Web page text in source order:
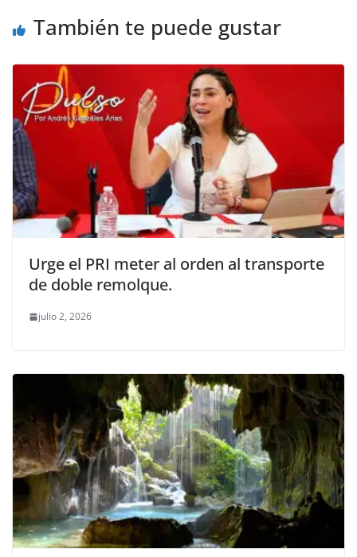
k
También te puede gustar
Urge el PRI meter al orden al transporte
de doble remolque.
julio 2, 2026